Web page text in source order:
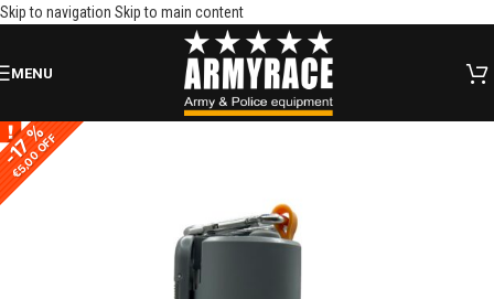
Skip to navigation Skip to main content
MENU
€5,00 OFF
€5,00 OFF
-17 %
-17 %